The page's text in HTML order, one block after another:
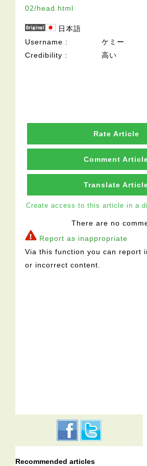
02/head.html
日本語
Username
ケミー
Credibility
高い
Rate Article
Comment
Translate
Create access to this article in a
There are no
Report as inappropriate
Via this function you can report
or incorrect content.
Recommended articles